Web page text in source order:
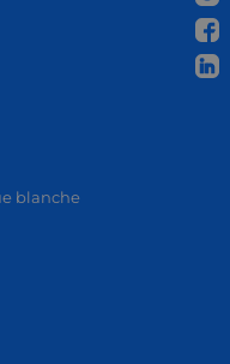
blanche